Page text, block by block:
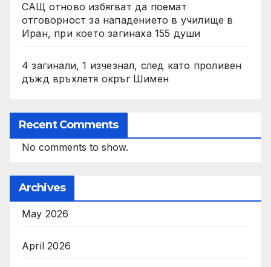
САЩ отново избягват да поемат
отговорност за нападението в училище в
Иран, при което загинаха 155 души
4 загинали, 1 изчезнал, след като проливен
дъжд връхлетя окръг Шимен
Recent Comments
No comments to show.
Archives
May 2026
April 2026